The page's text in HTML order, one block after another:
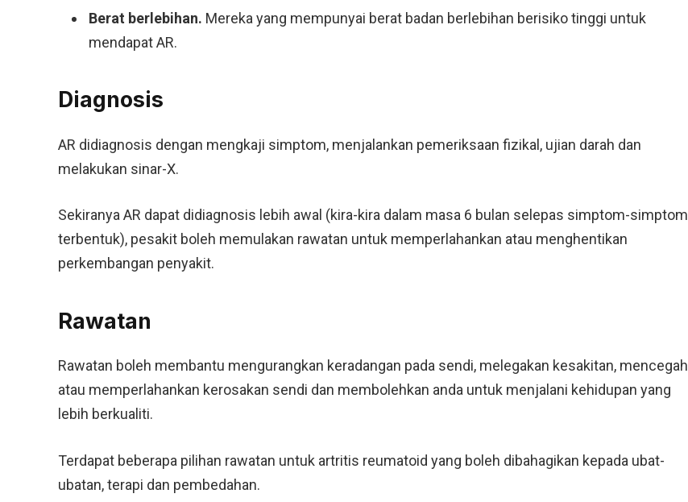
Berat berlebihan. Mereka yang mempunyai berat badan berlebihan berisiko tinggi untuk
mendapat AR.
Diagnosis
AR didiagnosis dengan mengkaji simptom, menjalankan pemeriksaan fizikal, ujian darah dan
melakukan sinar-X.
Sekiranya AR dapat didiagnosis lebih awal (kira-kira dalam masa 6 bulan selepas simptom-simptom
terbentuk), pesakit boleh memulakan rawatan untuk memperlahankan atau menghentikan
perkembangan penyakit.
Rawatan
Rawatan boleh membantu mengurangkan keradangan pada sendi, melegakan kesakitan, mencegah
atau memperlahankan kerosakan sendi dan membolehkan anda untuk menjalani kehidupan yang
lebih berkualiti.
Terdapat beberapa pilihan rawatan untuk artritis reumatoid yang boleh dibahagikan kepada ubat-
ubatan, terapi dan pembedahan.